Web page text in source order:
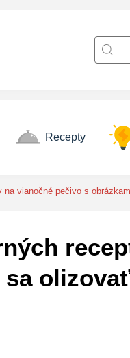
Recepty
na vianočné pečivo s
sa